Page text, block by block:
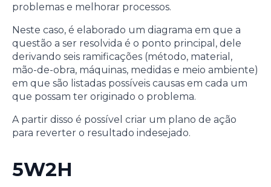
problemas e melhorar processos.
Neste caso, é elaborado um diagrama em que a
questão a ser resolvida é o ponto principal, dele
derivando seis ramificações (método, material,
mão-de-obra, máquinas, medidas e meio ambiente)
em que são listadas possíveis causas em cada um
que possam ter originado o problema.
A partir disso é possível criar um plano de ação
para reverter o resultado indesejado.
5W2H